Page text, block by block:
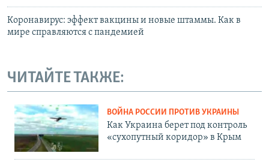
Коронавирус: эффект вакцины и новые штаммы. Как в
мире справляются с пандемией
ЧИТАЙТЕ ТАКЖЕ:
ВОЙНА РОССИИ ПРОТИВ УКРАИНЫ
Как Украина берет под контроль
«сухопутный коридор» в Крым